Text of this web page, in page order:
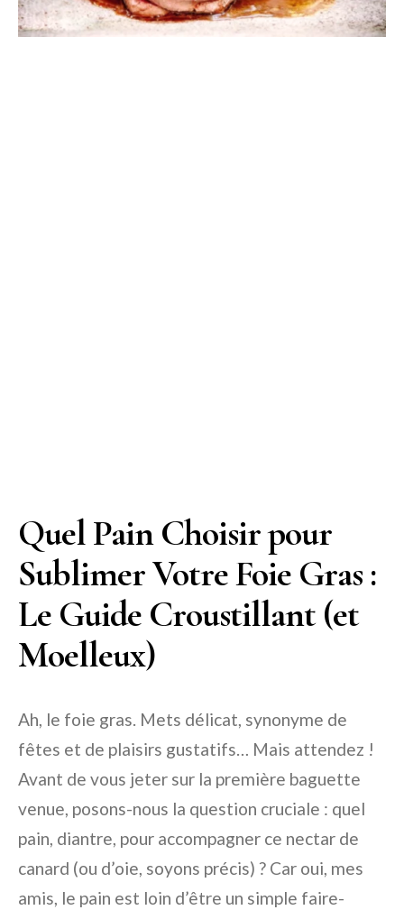
Quel Pain Choisir pour
Sublimer Votre Foie Gras :
Le Guide Croustillant (et
Moelleux)
Ah, le foie gras. Mets délicat, synonyme de
fêtes et de plaisirs gustatifs… Mais attendez !
Avant de vous jeter sur la première baguette
venue, posons-nous la question cruciale : quel
pain, diantre, pour accompagner ce nectar de
canard (ou d’oie, soyons précis) ? Car oui, mes
amis, le pain est loin d’être un simple faire-